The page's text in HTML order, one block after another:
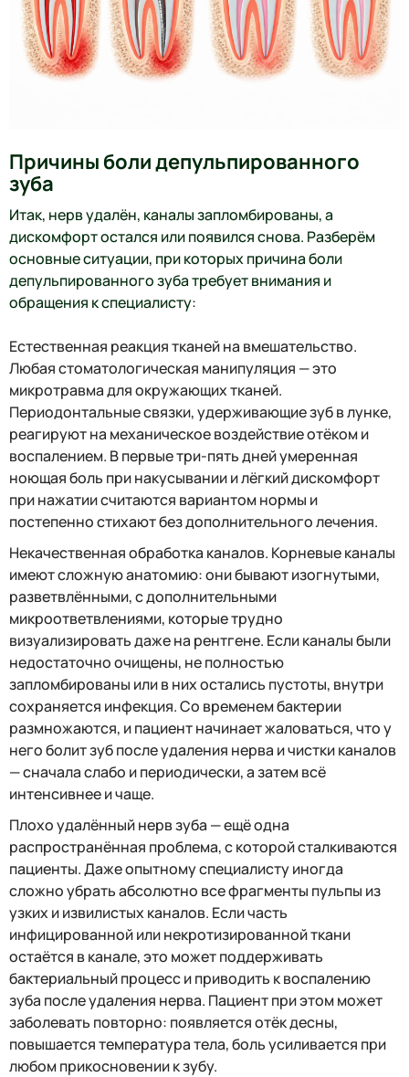
Причины боли депульпированного
зуба
Итак, нерв удалён, каналы запломбированы, а
дискомфорт остался или появился снова. Разберём
основные ситуации, при которых причина боли
депульпированного зуба требует внимания и
обращения к специалисту:
Естественная реакция тканей на вмешательство.
Любая стоматологическая манипуляция — это
микротравма для окружающих тканей.
Периодонтальные связки, удерживающие зуб в лунке,
реагируют на механическое воздействие отёком и
воспалением. В первые три-пять дней умеренная
ноющая боль при накусывании и лёгкий дискомфорт
при нажатии считаются вариантом нормы и
постепенно стихают без дополнительного лечения.
Некачественная обработка каналов. Корневые каналы
имеют сложную анатомию: они бывают изогнутыми,
разветвлёнными, с дополнительными
микроответвлениями, которые трудно
визуализировать даже на рентгене. Если каналы были
недостаточно очищены, не полностью
запломбированы или в них остались пустоты, внутри
сохраняется инфекция. Со временем бактерии
размножаются, и пациент начинает жаловаться, что у
него болит зуб после удаления нерва и чистки каналов
— сначала слабо и периодически, а затем всё
интенсивнее и чаще.
Плохо удалённый нерв зуба — ещё одна
распространённая проблема, с которой сталкиваются
пациенты. Даже опытному специалисту иногда
сложно убрать абсолютно все фрагменты пульпы из
узких и извилистых каналов. Если часть
инфицированной или некротизированной ткани
остаётся в канале, это может поддерживать
бактериальный процесс и приводить к воспалению
зуба после удаления нерва. Пациент при этом может
заболевать повторно: появляется отёк десны,
повышается температура тела, боль усиливается при
любом прикосновении к зубу.